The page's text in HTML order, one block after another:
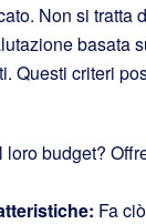
Non si tratta
basata
Questi criteri
loro budget?
Fa